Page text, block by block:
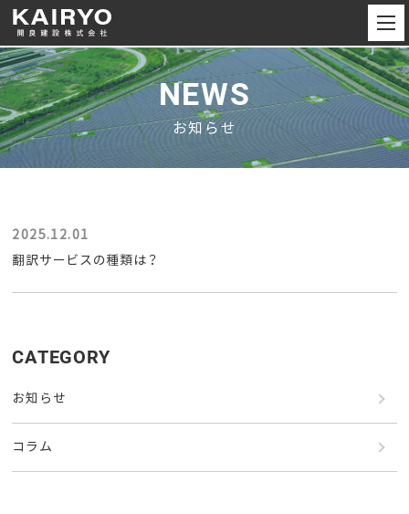
NEWS
お知らせ
2025.12.01
翻訳サービスの種類は？
CATEGORY
お知らせ
コラム